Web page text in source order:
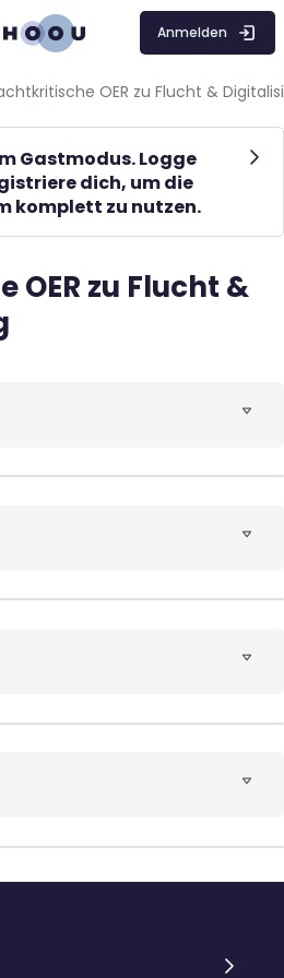
menu
menu
Anmelden
Gastmodus. Logge
dich, um die
komplett zu nutzen.
zu Flucht &